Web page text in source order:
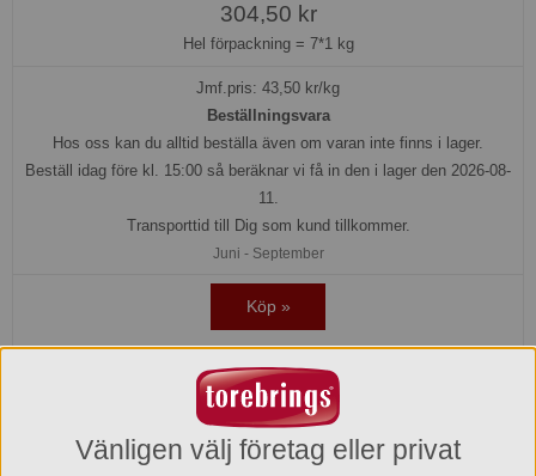
304,50 kr
Hel förpackning = 7*1 kg
Jmf.pris: 43,50 kr/kg
Beställningsvara
Hos oss kan du alltid beställa även om varan inte finns i lager.
Beställ idag före kl. 15:00 så beräknar vi få in den i lager den 2026-08-
11.
Transporttid till Dig som kund tillkommer.
Juni - September
Köp »
lager i Aneby.
Produktinformation
Vänligen välj företag eller privat